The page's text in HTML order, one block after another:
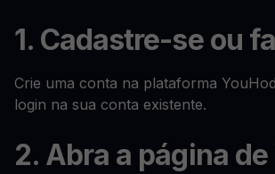
1. Cadastre-se ou
Crie uma conta na plataforma
login na sua conta existente.
2. Abra a página